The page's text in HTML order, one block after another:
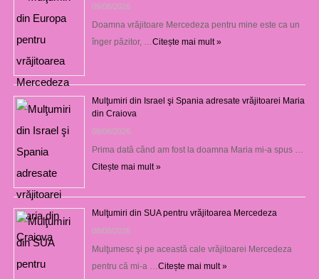
09/08/2026
Doamna vrăjitoare Mercedeza pentru mine este ca un
înger păzitor, … Citește mai mult »
Mulţumiri din Israel şi Spania adresate vrăjitoarei Maria
din Craiova
08/08/2026
Prima dată când am fost la doamna Maria mi-a spus …
Citește mai mult »
Mulţumiri din SUA pentru vrăjitoarea Mercedeza
08/08/2026
Mulţumesc şi pe această cale vrăjitoarei Mercedeza
pentru că mi-a … Citește mai mult »